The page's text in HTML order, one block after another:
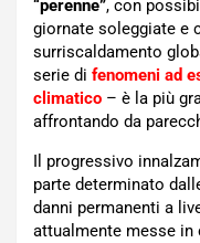
“perenne”, con
giornate soleggiate e
surriscaldamento
serie di fenomeni ad
climatico – è la più
affrontando da
Il progressivo
parte determinato
danni permanenti a
attualmente messe in